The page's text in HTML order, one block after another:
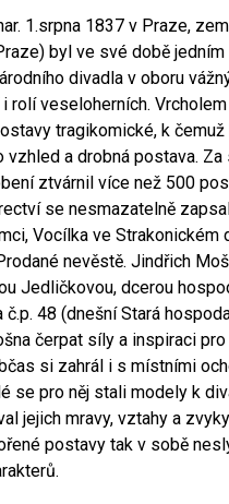
1.srpna 1837 v Praze,
byl ve své době jedním
divadla v oboru
rolí veseloherních.
tragikomické, k čemuž
vzhled a drobná postava. Za
ztvárnil více než 500
se nesmazatelně
Vocílka ve Strakonickém
nevěstě. Jindřich
Jedličkovou, dcerou
48 (dnešní Stará
čerpat síly a inspiraci
si zahrál i s místními
se pro něj stali modely k
jejich mravy, vztahy a
postavy tak v sobě